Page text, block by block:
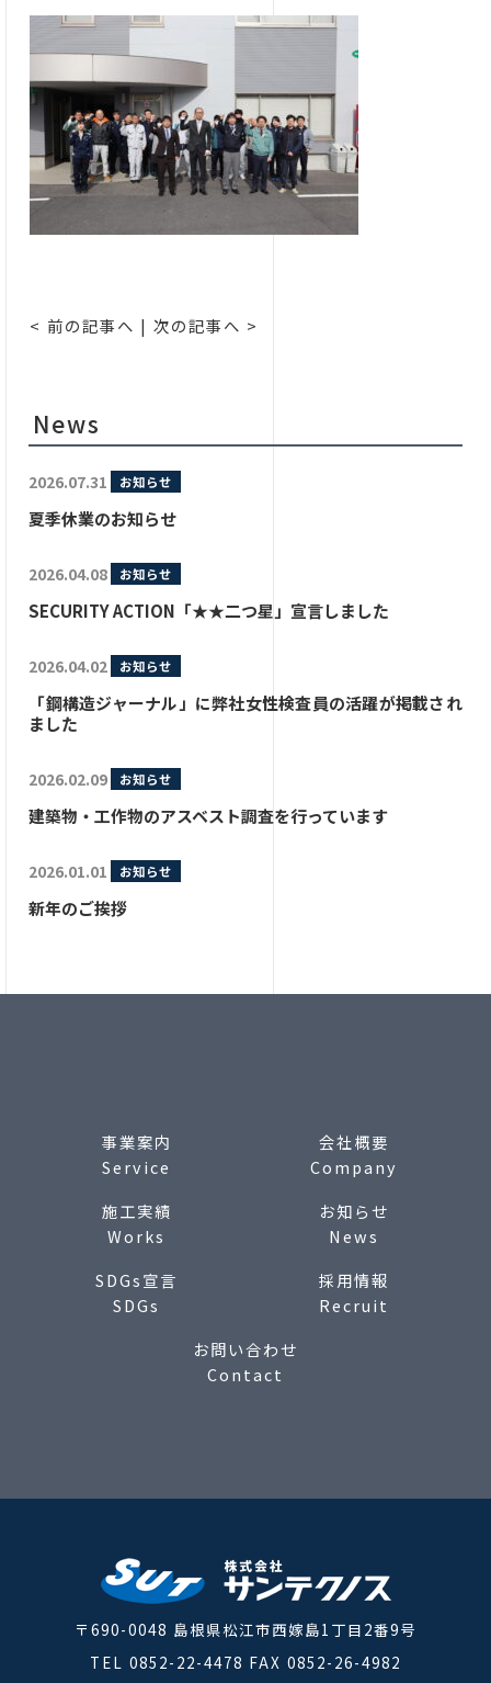
< 前の記事へ |次の記事へ >
News
2026.07.31 お知らせ
夏季休業のお知らせ
2026.04.08 お知らせ
SECURITY ACTION「★★二つ星」宣言しました
2026.04.02 お知らせ
「鋼構造ジャーナル」に弊社女性検査員の活躍が掲載され
ました
2026.02.09 お知らせ
建築物・工作物のアスベスト調査を行っています
2026.01.01 お知らせ
新年のご挨拶
事業案内
Service
会社概要
Company
施工実績
Works
お知らせ
News
SDGs宣言
SDGs
採用情報
Recruit
お問い合わせ
Contact
〒690-0048 島根県松江市西嫁島1丁目2番9号
TEL 0852-22-4478 FAX 0852-26-4982